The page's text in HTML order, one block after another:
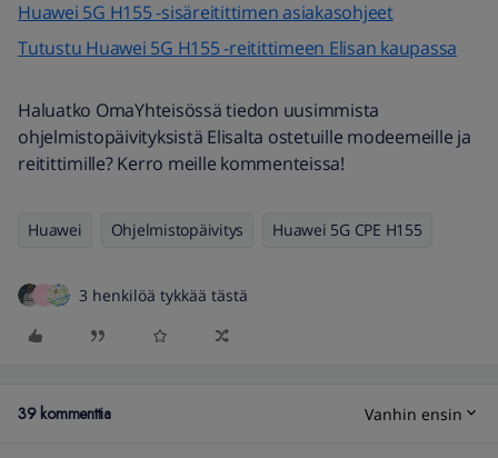
Huawei 5G H155 -sisäreitittimen asiakasohjeet
Tutustu Huawei 5G H155 -reitittimeen Elisan kaupassa
Haluatko OmaYhteisössä tiedon uusimmista
ohjelmistopäivityksistä Elisalta ostetuille modeemeille ja
reitittimille? Kerro meille kommenteissa!
Huawei Ohjelmistopäivitys Huawei 5G CPE H155
3 henkilöä tykkää tästä
39 kommenttia Vanhin ensin